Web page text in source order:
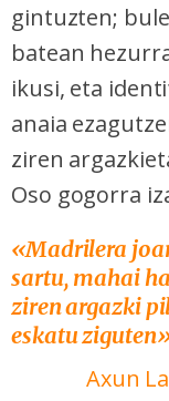
gintuzten;
batean
ikusi, eta
anaia
ziren
Oso gogorra
«Madrilera
sartu, mahai
ziren argazki
eskatu ziguten
Axun